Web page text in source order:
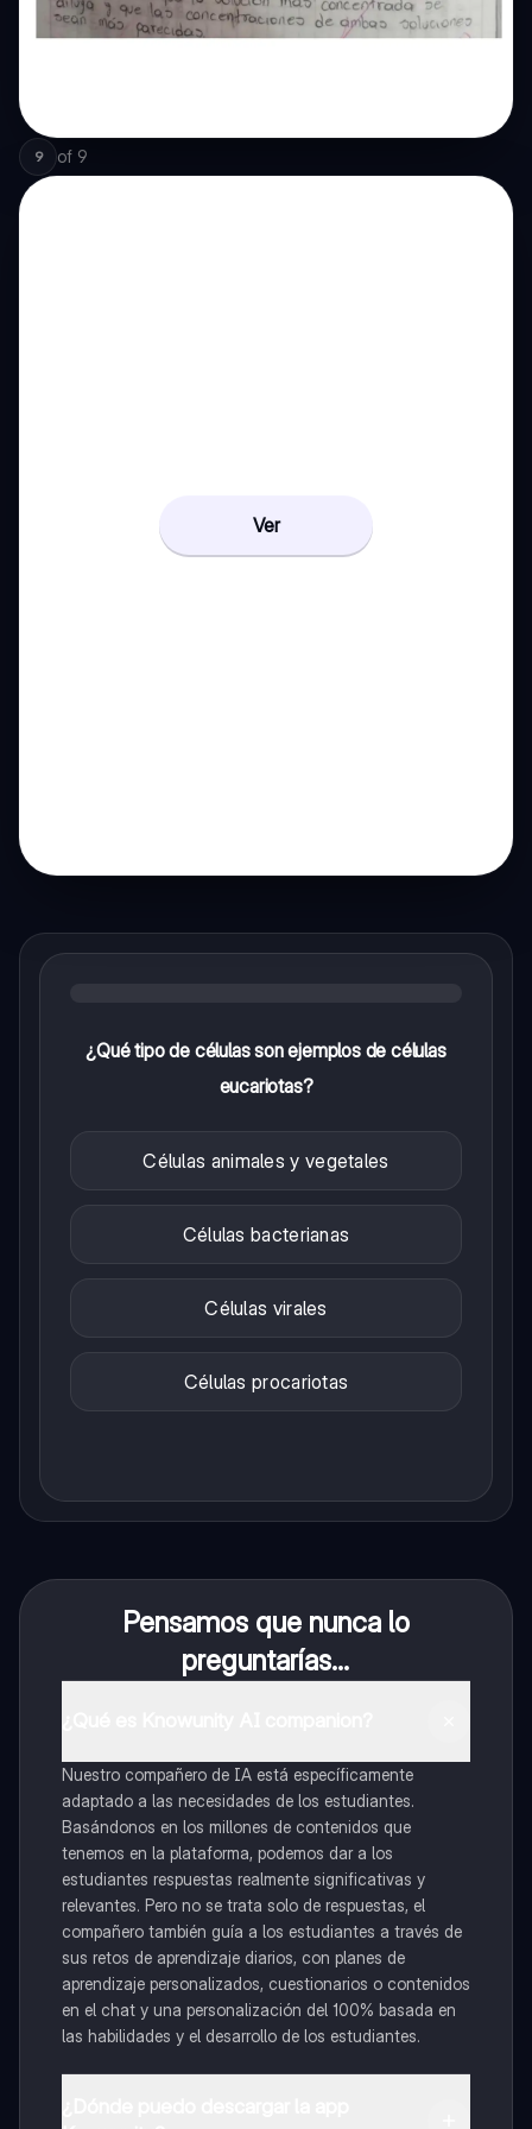
9 of 9
Ver
¿Qué tipo de células son ejemplos de células
eucariotas?
Células animales y vegetales
Células bacterianas
Células virales
Células procariotas
Pensamos que nunca lo
preguntarías...
Nuestro compañero de IA está específicamente
adaptado a las necesidades de los estudiantes.
Basándonos en los millones de contenidos que
tenemos en la plataforma, podemos dar a los
estudiantes respuestas realmente significativas y
relevantes. Pero no se trata solo de respuestas, el
compañero también guía a los estudiantes a través de
sus retos de aprendizaje diarios, con planes de
aprendizaje personalizados, cuestionarios o contenidos
en el chat y una personalización del 100% basada en
las habilidades y el desarrollo de los estudiantes.